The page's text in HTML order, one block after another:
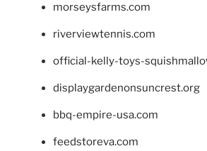
morseysfarms.com
riverviewtennis.com
official-kelly-toys-
displaygardenonsuncrest.org
bbq-empire-usa.com
feedstoreva.com